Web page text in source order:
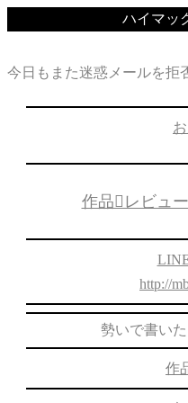
ハイマッ
今日もまた迷惑メールを拒
作品レビュー
http://
勢いで書い
作